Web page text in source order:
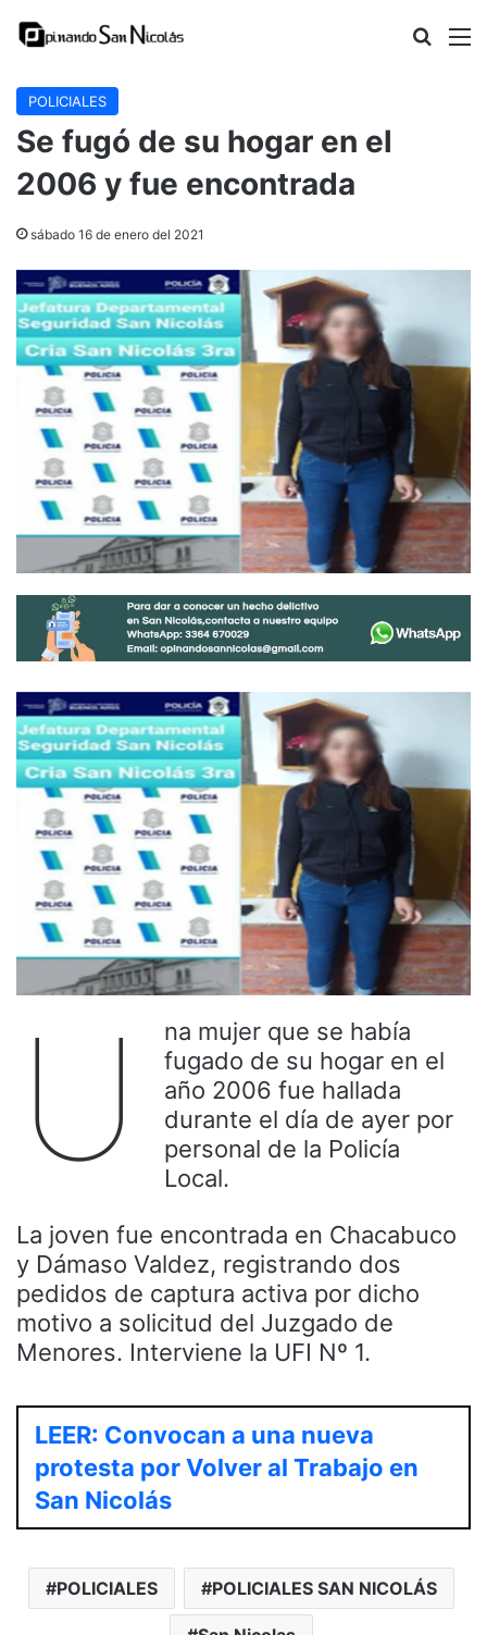
Buscar
POLICIALES
Se fugó de su hogar en el
2006 y fue encontrada
sábado 16 de enero del 2021
U
na mujer que se había
fugado de su hogar en el
año 2006 fue hallada
durante el día de ayer por
personal de la Policía
Local.
La joven fue encontrada en Chacabuco
y Dámaso Valdez, registrando dos
pedidos de captura activa por dicho
motivo a solicitud del Juzgado de
Menores. Interviene la UFI Nº 1.
LEER: Convocan a una nueva
protesta por Volver al Trabajo en
San Nicolás
POLICIALES POLICIALES SAN NICOLÁS